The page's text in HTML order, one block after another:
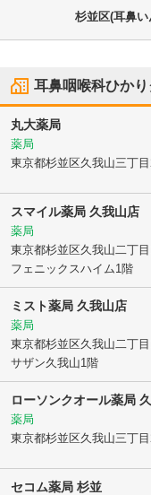
杉並区(耳鼻
耳鼻咽喉科ひか
丸大薬局
薬局
東京都杉並区久我山三丁
スマイル薬局 久我山店
薬局
東京都杉並区久我山二丁
フェニックスハイム1階
ミスト薬局 久我山店
薬局
東京都杉並区久我山二丁
サザン久我山1階
ローソンクオール薬局
薬局
東京都杉並区久我山三丁
セコム薬局 杉並